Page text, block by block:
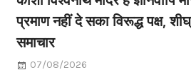
प्रमाण नहीं दे सका विरूद्ध पक्ष,
समाचार
07/08/2026